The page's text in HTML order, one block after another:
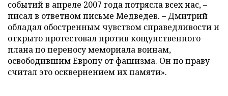
событий в апреле 2007 года потрясла всех нас, –
писал в ответном письме Медведев. – Дмитрий
обладал обостренным чувством справедливости и
открыто протестовал против кощунственного
плана по переносу мемориала воинам,
освободившим Европу от фашизма. Он по праву
считал это осквернением их памяти».